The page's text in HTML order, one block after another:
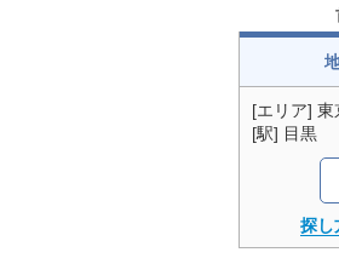
[エリア] 東
[駅] 目黒
探し